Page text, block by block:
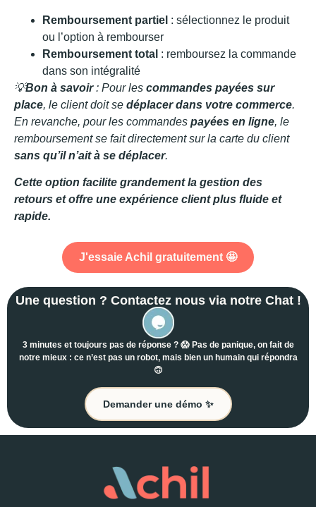
Remboursement partiel : sélectionnez le produit
ou l’option à rembourser
Remboursement total : remboursez la commande
dans son intégralité
💡Bon à savoir: Pour les commandes payées sur
place, le client doit se déplacer dans votre commerce.
En revanche, pour les commandes payées en ligne, le
remboursement se fait directement sur la carte du client
sans qu’il n’ait à se déplacer.
Cette option facilite grandement la gestion des
retours et offre une expérience client plus fluide et
rapide.
J'essaie Achil gratuitement 🤩
Une question ? Contactez nous via notre Chat !
3 minutes et toujours pas de réponse ? 😱 Pas de panique, on fait de
notre mieux : ce n’est pas un robot, mais bien un humain qui répondra
🙃
Demander une démo ✨